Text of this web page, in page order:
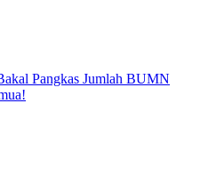
Pangkas Jumlah BUMN